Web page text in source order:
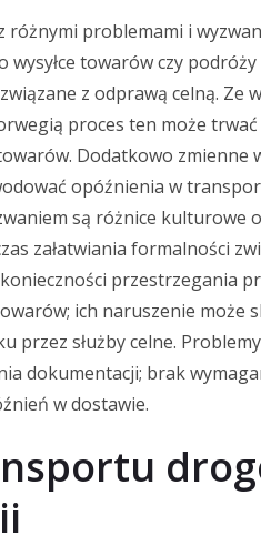
problemami i
towarów czy
z odprawą celną. Ze
proces ten może trwać
Dodatkowo zmienne
opóźnienia w
są różnice kulturowe
załatwiania formalności
przestrzegania
ich naruszenie może
przez służby celne.
dokumentacji; brak
w dostawie.